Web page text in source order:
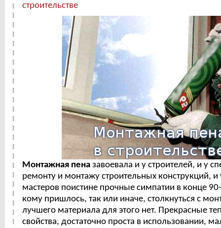
строительстве
Монтажная пена завоевала и у строителей, и у
ремонту и монтажу строительных конструкций,
мастеров поистине прочные симпатии в конце
кому пришлось, так или иначе, столкнуться с
лучшего материала для этого нет. Прекрасные
свойства, достаточно проста в использовании,